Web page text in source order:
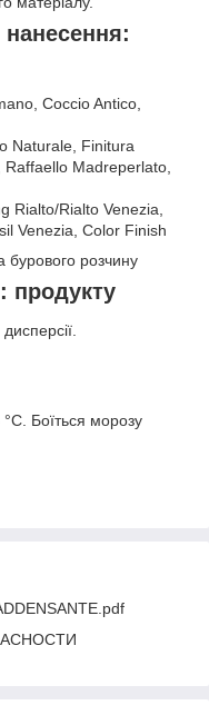
нанесення:
Coccio Antico,
Naturale, Finitura
Madreperlato,
Rialto/Rialto Venezia,
Venezia, Color Finish
бурового розчину
продукту
Боїться морозу